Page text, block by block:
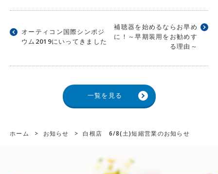
オーティコン国際シンポジ
ウム2019にいってきました
補聴器を始めるならお早め
に！～早期装用をお勧めす
る理由～
一覧を見る
ホーム > お知らせ > 白根店 6/8(土)短縮営業のお知らせ